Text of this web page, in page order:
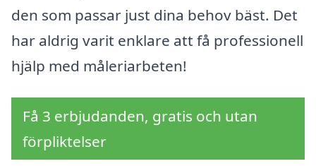
den som passar just dina behov bäst. Det
har aldrig varit enklare att få professionell
hjälp med måleriarbeten!
Få 3 erbjudanden, gratis och utan
förpliktelser